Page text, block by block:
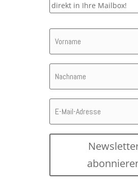
direkt in Ihre Mailbox!